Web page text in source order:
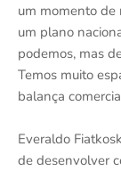
um momento de
um plano
podemos, mas
Temos muito
balança
Everaldo
de desenvolver